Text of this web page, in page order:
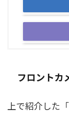
フロントカ
上で紹介した